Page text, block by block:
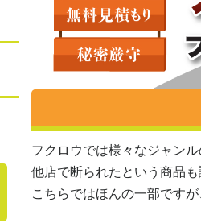
フクロウでは様々なジャン
他店で断られたという商品
こちらではほんの一部です